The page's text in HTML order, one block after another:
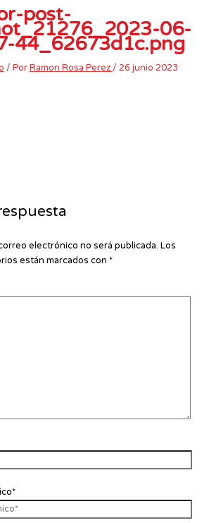
post-
06-
44_62673d1c.png
/ PorRamon Rosa Perez / 26 junio 2023
electrónico no será publicada. Los
están marcados con *